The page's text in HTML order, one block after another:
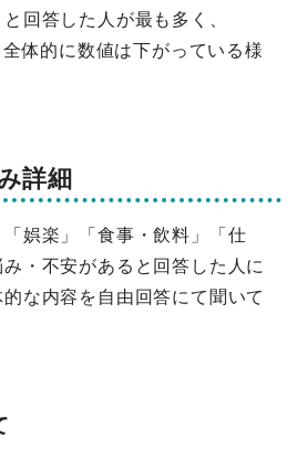
回答した人が最も多く、
体的に数値は下がっている様
詳細
娯楽」「食事・飲料」「仕
・不安があると回答した人に
な内容を自由回答にて聞いて